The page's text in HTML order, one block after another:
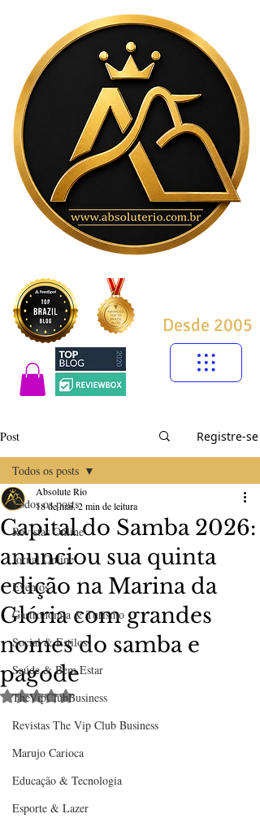
Desde 2005
Post Registre-se
Todos os posts
Revistas Online
Jornal Online
Eventos
Gastronomia & Turismo
Social & Estilos
Saúde & Bem Estar
TheVipClubBusiness
Revistas The Vip Club Business
Marujo Carioca
Educação & Tecnologia
Esporte & Lazer
Todos os posts
Capital do Samba 2026:
anunciou sua quinta
edição na Marina da
Glória com grandes
nomes do samba e
pagode
Absolute Rio
18 de mai.2 min de leitura
Avaliado com NaN de 5 estrelas.